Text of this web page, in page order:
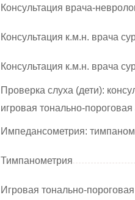
Консультация врача-
Консультация к.м.н. врача
Консультация к.м.н. врача
Проверка слуха (дети):
игровая тонально-
Импедансометрия:
Тимпанометрия
Игровая тонально-